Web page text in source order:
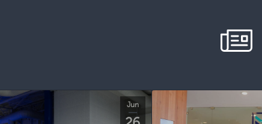
Jun